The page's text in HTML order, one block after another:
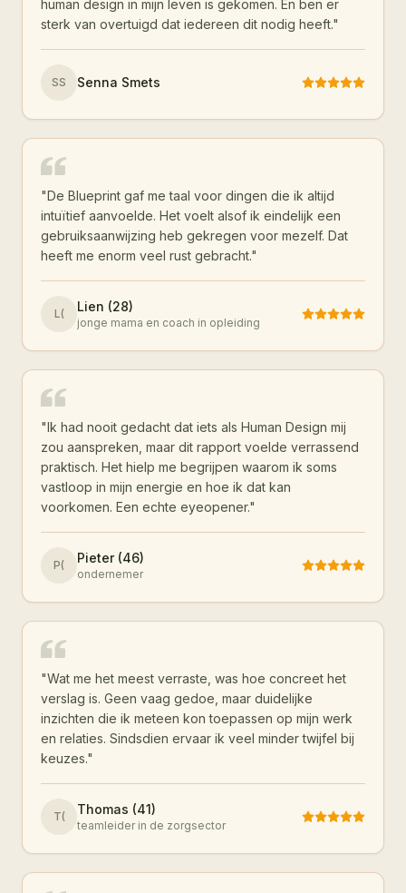
human design in mijn leven is gekomen. En ben er
sterk van overtuigd dat iedereen dit nodig heeft."
SS Senna Smets
"De Blueprint gaf me taal voor dingen die ik altijd
intuïtief aanvoelde. Het voelt alsof ik eindelijk een
gebruiksaanwijzing heb gekregen voor mezelf. Dat
heeft me enorm veel rust gebracht."
L( Lien (28)
jonge mama en coach in opleiding
"Ik had nooit gedacht dat iets als Human Design mij
zou aanspreken, maar dit rapport voelde verrassend
praktisch. Het hielp me begrijpen waarom ik soms
vastloop in mijn energie en hoe ik dat kan
voorkomen. Een echte eyeopener."
P( Pieter (46)
ondernemer
"Wat me het meest verraste, was hoe concreet het
verslag is. Geen vaag gedoe, maar duidelijke
inzichten die ik meteen kon toepassen op mijn werk
en relaties. Sindsdien ervaar ik veel minder twijfel bij
keuzes."
T( Thomas (41)
teamleider in de zorgsector